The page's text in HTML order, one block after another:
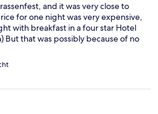
and it was very close to
for one night was very expensive,
with breakfast in a four star Hotel
But that was possibly because of no